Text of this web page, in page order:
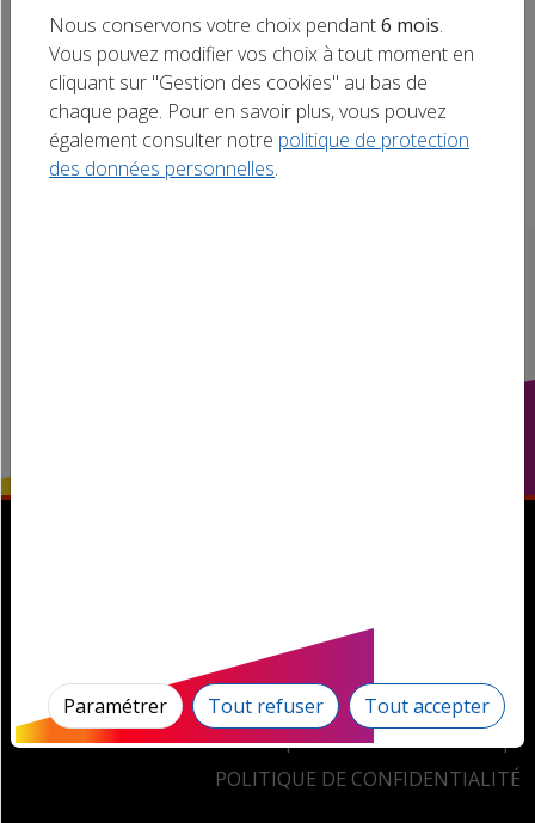
Nous conservons votre choix pendant6 mois.
Vous pouvez modifier vos choix à tout moment en
cliquant sur "Gestion des cookies" au bas de
chaque page. Pour en savoir plus, vous pouvez
également consulter notre politique de protection
des données personnelles.
Paramétrer Tout refuser Tout accepter
Aujourd'hui
Aucun événement à venir trouvé.
Magnum la Radio! © 2026, tous droits réservés.
GESTION DES COOKIES
MENTIONS LÉGALES
POLITIQUE DE CONFIDENTIALITÉ